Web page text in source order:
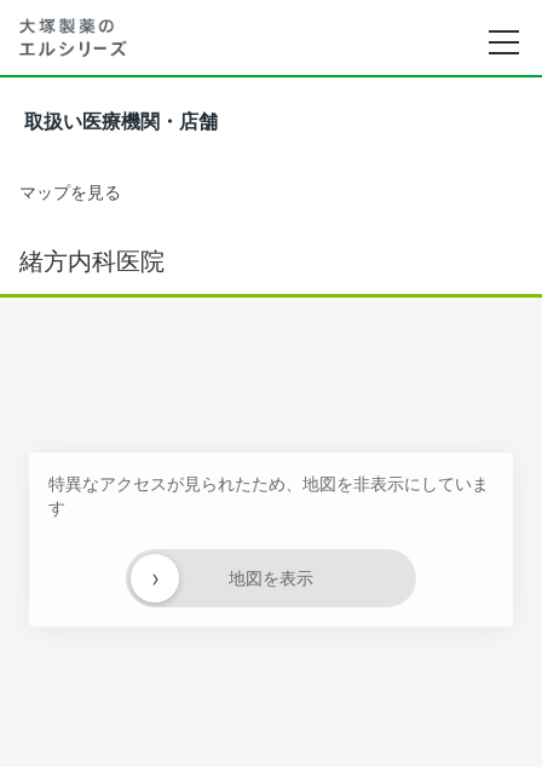
取扱い医療機関・店舗
マップを見る
緒方内科医院
特異なアクセスが見られたため、地図を非表示にしていま
す
地図を表示
›